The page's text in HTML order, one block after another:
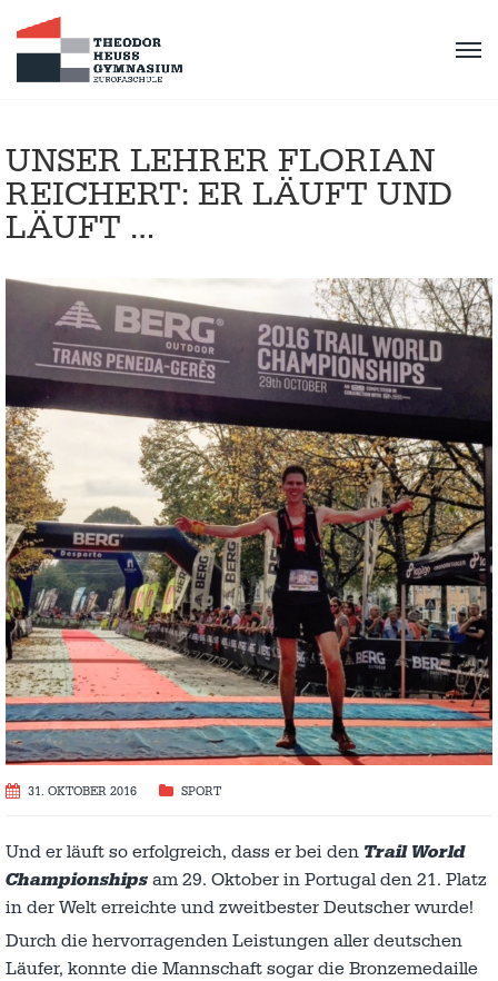
UNSER LEHRER FLORIAN
REICHERT: ER LÄUFT UND
LÄUFT …
31. OKTOBER 2016 SPORT
Und er läuft so erfolgreich, dass er bei den Trail World
Championships am 29. Oktober in Portugal den 21. Platz
in der Welt erreichte und zweitbester Deutscher wurde!
Durch die hervorragenden Leistungen aller deutschen
Läufer, konnte die Mannschaft sogar die Bronzemedaille